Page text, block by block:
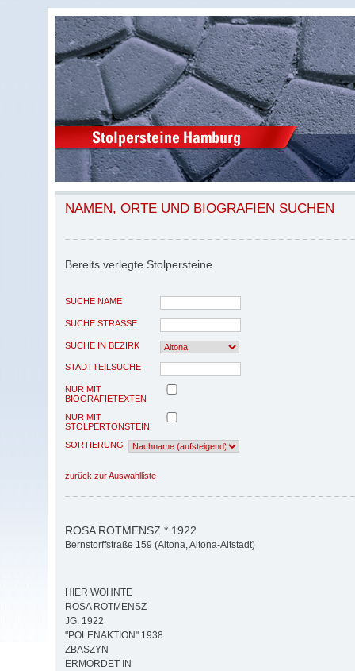
NAMEN, ORTE UND BIOGRAFIEN SUCHEN
Bereits verlegte Stolpersteine
SUCHE NAME
SUCHE STRASSE
SUCHE IN BEZIRK
STADTTEILSUCHE
NUR MIT
BIOGRAFIETEXTEN
NUR MIT
STOLPERTONSTEIN
SORTIERUNG
zurück zur Auswahlliste
ROSA ROTMENSZ * 1922
Bernstorffstraße 159 (Altona, Altona-Altstadt)
HIER WOHNTE
ROSA ROTMENSZ
JG. 1922
"POLENAKTION" 1938
ZBASZYN
ERMORDET IN